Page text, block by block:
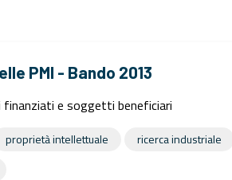
PMI - Bando 2013
e soggetti beneficiari
proprietà intellettuale
ricerca industriale